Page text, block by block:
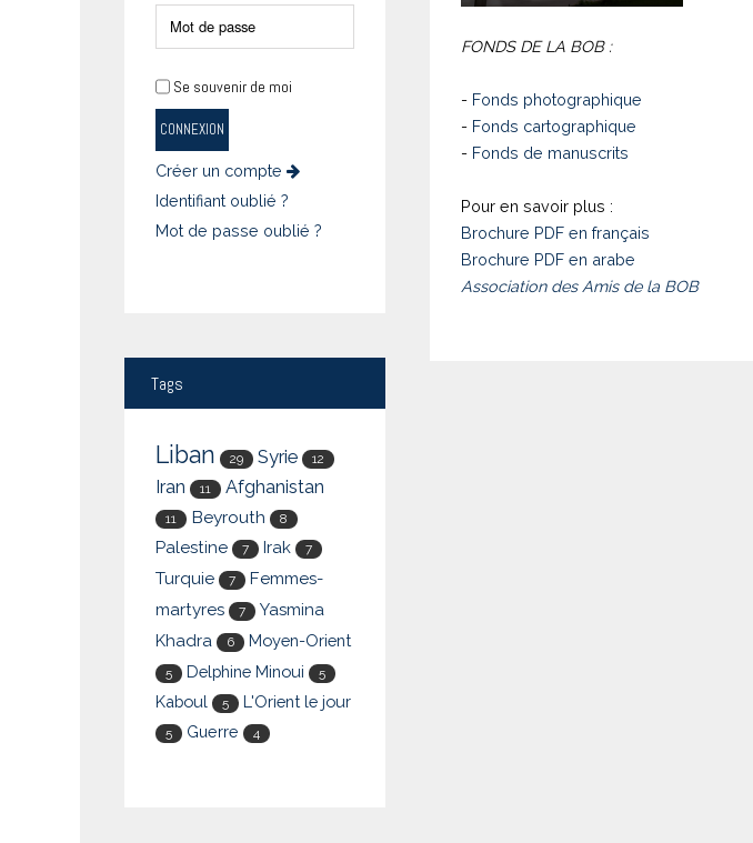
FONDS DE LA BOB :
- Fonds photographique
- Fonds cartographique
- Fonds de manuscrits
Pour en savoir plus :
Brochure PDF en français
Brochure PDF en arabe
Association des Amis de la BOB
Se souvenir de moi
CONNEXION
Créer un compte
Identifiant oublié ?
Mot de passe oublié ?
Tags
Liban 29 Syrie 12
Iran 11 Afghanistan
11 Beyrouth 8
Palestine 7 Irak 7
Turquie 7
Femmes-
martyres
7
Yasmina
Khadra
6 Moyen-Orient
5 Delphine Minoui 5
Kaboul 5 L'Orient le jour
5 Guerre 4